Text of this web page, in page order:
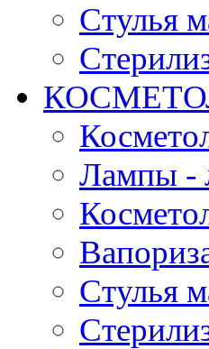
Стулья
Лампы -
Стулья